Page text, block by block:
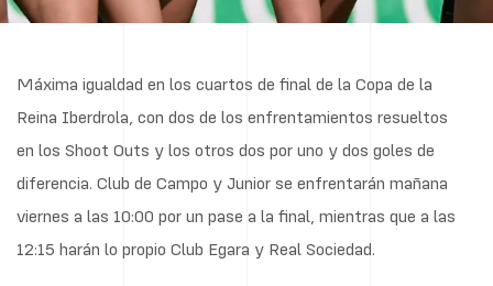
Máxima igualdad en los cuartos de final de la Copa de la
Reina Iberdrola, con dos de los enfrentamientos resueltos
en los Shoot Outs y los otros dos por uno y dos goles de
diferencia. Club de Campo y Junior se enfrentarán mañana
viernes a las 10:00 por un pase a la final, mientras que a las
12:15 harán lo propio Club Egara y Real Sociedad.